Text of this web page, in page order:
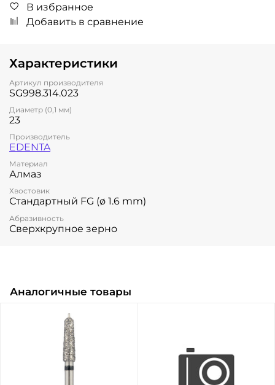
В избранное
Добавить в сравнение
Характеристики
Артикул производителя
SG998.314.023
Диаметр (0,1 мм)
23
Производитель
EDENTA
Материал
Алмаз
Хвостовик
Стандартный FG (ø 1.6 mm)
Абразивность
Сверхкрупное зерно
Аналогичные товары